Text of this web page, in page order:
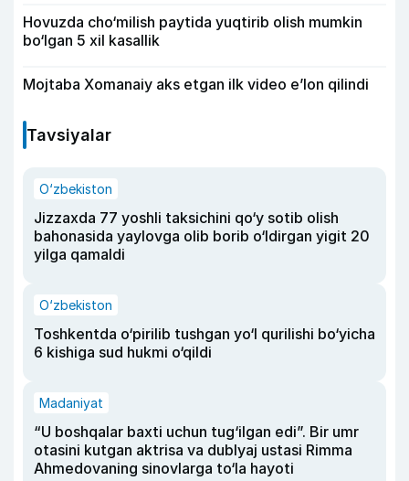
Hovuzda cho‘milish paytida yuqtirib olish mumkin
bo‘lgan 5 xil kasallik
Mojtaba Xomanaiy aks etgan ilk video e’lon qilindi
Tavsiyalar
O‘zbekiston
Jizzaxda 77 yoshli taksichini qo‘y sotib olish
bahonasida yaylovga olib borib o‘ldirgan yigit 20
yilga qamaldi
O‘zbekiston
Toshkentda o‘pirilib tushgan yo‘l qurilishi bo‘yicha
6 kishiga sud hukmi o‘qildi
Madaniyat
“U boshqalar baxti uchun tug‘ilgan edi”. Bir umr
otasini kutgan aktrisa va dublyaj ustasi Rimma
Ahmedovaning sinovlarga to‘la hayoti